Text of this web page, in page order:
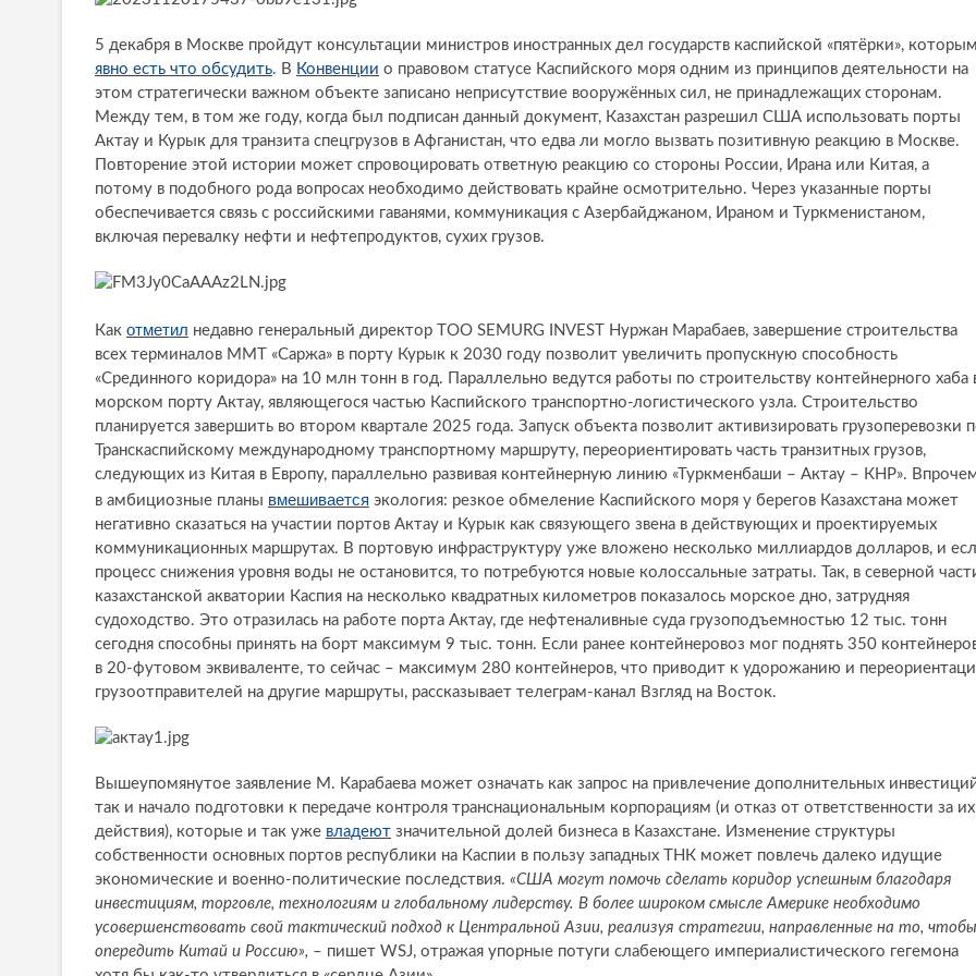
5 декабря в Москве пройдут консультации министров иностранных дел государств каспийской «пятёрки», которым
явно есть что обсудить. В Конвенции о правовом статусе Каспийского моря одним из принципов деятельности на
этом стратегически важном объекте записано неприсутствие вооружённых сил, не принадлежащих сторонам.
Между тем, в том же году, когда был подписан данный документ, Казахстан разрешил США использовать порты
Актау и Курык для транзита спецгрузов в Афганистан, что едва ли могло вызвать позитивную реакцию в Москве.
Повторение этой истории может спровоцировать ответную реакцию со стороны России, Ирана или Китая, а
потому в подобного рода вопросах необходимо действовать крайне осмотрительно. Через указанные порты
обеспечивается связь с российскими гаванями, коммуникация с Азербайджаном, Ираном и Туркменистаном,
включая перевалку нефти и нефтепродуктов, сухих грузов.
Как отметил недавно генеральный директор ТОО SEMURG INVEST Нуржан Марабаев, завершение строительства
всех терминалов ММТ «Саржа» в порту Курык к 2030 году позволит увеличить пропускную способность
«Срединного коридора» на 10 млн тонн в год. Параллельно ведутся работы по строительству контейнерного хаба
морском порту Актау, являющегося частью Каспийского транспортно-логистического узла. Строительство
планируется завершить во втором квартале 2025 года. Запуск объекта позволит активизировать грузоперевозки
Транскаспийскому международному транспортному маршруту, переориентировать часть транзитных грузов,
следующих из Китая в Европу, параллельно развивая контейнерную линию «Туркменбаши – Актау – КНР».
в амбициозные планы вмешивается экология: резкое обмеление Каспийского моря у берегов Казахстана может
негативно сказаться на участии портов Актау и Курык как связующего звена в действующих и проектируемых
коммуникационных маршрутах. В портовую инфраструктуру уже вложено несколько миллиардов долларов, и
процесс снижения уровня воды не остановится, то потребуются новые колоссальные затраты. Так, в северной
казахстанской акватории Каспия на несколько квадратных километров показалось морское дно, затрудняя
судоходство. Это отразилась на работе порта Актау, где нефтеналивные суда грузоподъемностью 12 тыс. тонн
сегодня способны принять на борт максимум 9 тыс. тонн. Если ранее контейнеровоз мог поднять 350
в 20-футовом эквиваленте, то сейчас – максимум 280 контейнеров, что приводит к удорожанию и
грузоотправителей на другие маршруты, рассказывает телеграм-канал Взгляд на Восток.
Вышеупомянутое заявление М. Карабаева может означать как запрос на привлечение дополнительных
так и начало подготовки к передаче контроля транснациональным корпорациям (и отказ от ответственности за их
действия), которые и так уже владеют значительной долей бизнеса в Казахстане. Изменение структуры
собственности основных портов республики на Каспии в пользу западных ТНК может повлечь далеко идущие
экономические и военно-политические последствия. «США могут помочь сделать коридор успешным благодаря
инвестициям, торговле, технологиям и глобальному лидерству. В более широком смысле Америке необходимо
усовершенствовать свой тактический подход к Центральной Азии, реализуя стратегии, направленные на то, чтобы
опередить Китай и Россию», – пишет WSJ, отражая упорные потуги слабеющего империалистического гегемона